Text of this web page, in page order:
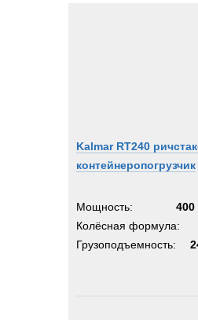
Kalmar RT240
контейнеропогрузчик
Мощность:
400
Колёсная формула:
Грузоподъемность: